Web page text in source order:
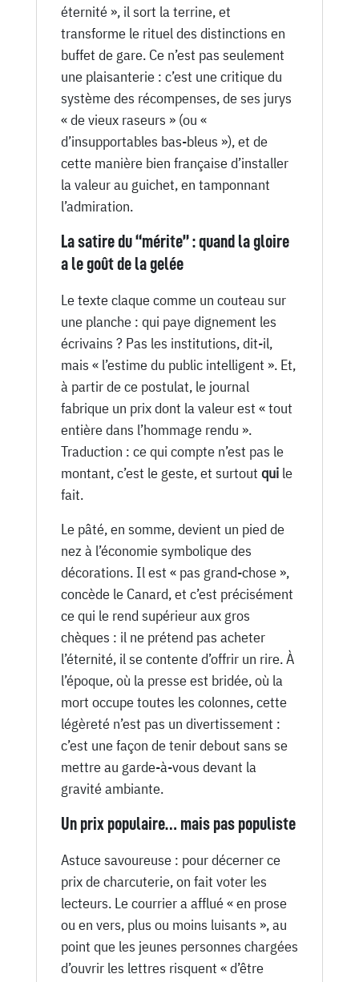
éternité », il sort la terrine, et
transforme le rituel des distinctions en
buffet de gare. Ce n’est pas seulement
une plaisanterie : c’est une critique du
système des récompenses, de ses jurys
« de vieux raseurs » (ou «
d’insupportables bas-bleus »), et de
cette manière bien française d’installer
la valeur au guichet, en tamponnant
l’admiration.
La satire du “mérite” : quand la gloire
a le goût de la gelée
Le texte claque comme un couteau sur
une planche : qui paye dignement les
écrivains ? Pas les institutions, dit-il,
mais « l’estime du public intelligent ». Et,
à partir de ce postulat, le journal
fabrique un prix dont la valeur est « tout
entière dans l’hommage rendu ».
Traduction : ce qui compte n’est pas le
montant, c’est le geste, et surtout quile
fait.
Le pâté, en somme, devient un pied de
nez à l’économie symbolique des
décorations. Il est « pas grand-chose »,
concède le Canard, et c’est précisément
ce qui le rend supérieur aux gros
chèques : il ne prétend pas acheter
l’éternité, il se contente d’offrir un rire. À
l’époque, où la presse est bridée, où la
mort occupe toutes les colonnes, cette
légèreté n’est pas un divertissement :
c’est une façon de tenir debout sans se
mettre au garde-à-vous devant la
gravité ambiante.
Un prix populaire… mais pas populiste
Astuce savoureuse : pour décerner ce
prix de charcuterie, on fait voter les
lecteurs. Le courrier a afflué « en prose
ou en vers, plus ou moins luisants », au
point que les jeunes personnes chargées
d’ouvrir les lettres risquent « d’être